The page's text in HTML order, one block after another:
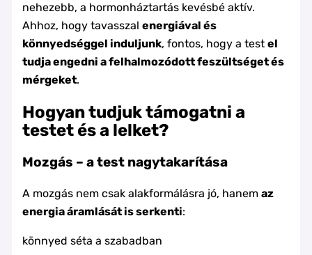
nehezebb, a hormonháztartás kevésbé aktív.
Ahhoz, hogy tavasszal energiával és
könnyedséggel induljunk, fontos, hogy a test el
tudja engedni a felhalmozódott feszültséget és
mérgeket.
Hogyan tudjuk támogatni a
testet és a lelket?
Mozgás – a test nagytakarítása
A mozgás nem csak alakformálásra jó, hanem az
energia áramlását is serkenti:
könnyed séta a szabadban